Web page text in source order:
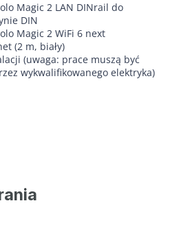
Magic 2 LAN DINrail do
DIN
Magic 2 WiFi 6 next
(2 m, biały)
(uwaga: prace muszą być
wykwalifikowanego elektryka)